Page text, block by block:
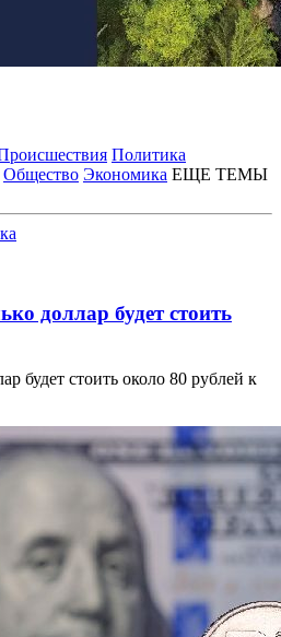
Политика
Общество Экономика ЕЩЕ ТЕМЫ
доллар будет стоить
будет стоить около 80 рублей к